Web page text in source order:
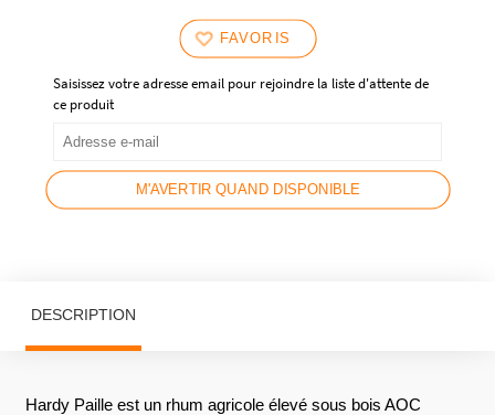
FAVORIS
Saisissez votre adresse email pour rejoindre la liste d'attente de
ce produit
M'AVERTIR QUAND DISPONIBLE
DESCRIPTION
Hardy Paille est un rhum agricole élevé sous bois AOC